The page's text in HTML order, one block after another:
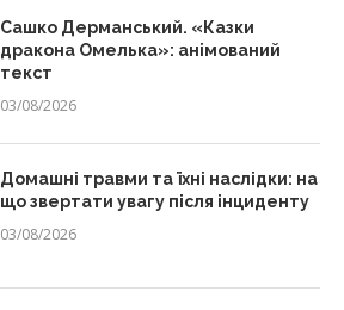
Сашко Дерманський. «Казки
дракона Омелька»: анімований
текст
03/08/2026
Домашні травми та їхні наслідки: на
що звертати увагу після інциденту
03/08/2026